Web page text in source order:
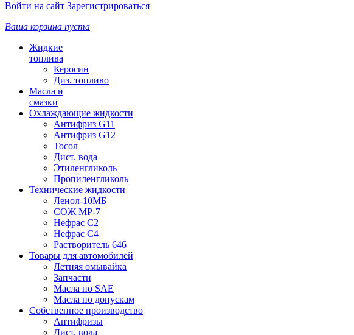
Войти на сайт Зарегистрироваться
Ваша корзина пуста
Жидкие
топлива
Керосин
Диз. топливо
Масла и
смазки
Охлаждающие жидкости
Антифриз G11
Антифриз G12
Тосол
Дист. вода
Этиленгликоль
Пропиленгликоль
Технические жидкости
Ленол-10МБ
СОЖ МР-7
Нефрас С2
Нефрас С4
Растворитель 646
Товары для автомобилей
Летняя омывайка
Запчасти
Масла по SAE
Масла по допускам
Собственное производство
Антифризы
Дист. вода